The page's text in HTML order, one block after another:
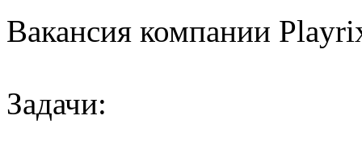
Вакансия компании
Задачи: